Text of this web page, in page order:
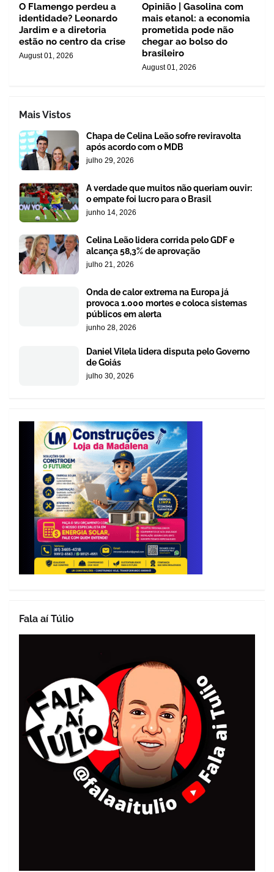
O Flamengo perdeu a
identidade? Leonardo
Jardim e a diretoria
estão no centro da crise
August 01, 2026
Opinião | Gasolina com
mais etanol: a economia
prometida pode não
chegar ao bolso do
brasileiro
August 01, 2026
Mais Vistos
Chapa de Celina Leão sofre reviravolta
após acordo com o MDB
julho 29, 2026
A verdade que muitos não queriam ouvir:
o empate foi lucro para o Brasil
junho 14, 2026
Celina Leão lidera corrida pelo GDF e
alcança 58,3% de aprovação
julho 21, 2026
Onda de calor extrema na Europa já
provoca 1.000 mortes e coloca sistemas
públicos em alerta
junho 28, 2026
Daniel Vilela lidera disputa pelo Governo
de Goiás
julho 30, 2026
Fala aí Túlio